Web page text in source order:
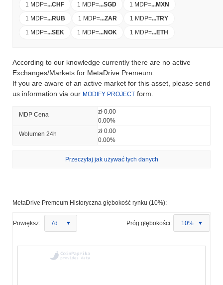
1 MDP=...CHF 1 MDP=...SGD 1 MDP=...MXN
1 MDP=...RUB 1 MDP=...ZAR 1 MDP=...TRY
1 MDP=...SEK 1 MDP=...NOK 1 MDP=...ETH
According to our knowledge currently there are no active
Exchanges/Markets for MetaDrive Premeum.
If you are aware of an active market for this asset, please send
us information via our MODIFY PROJECT form.
MDP Cena
zł 0.00
0.00%
Wolumen 24h
zł 0.00
0.00%
Przeczytaj jak używać tych danych
MetaDrive Premeum Historyczna głębokość rynku (10%):
Powiększ: 7d Próg głębokości: 10%